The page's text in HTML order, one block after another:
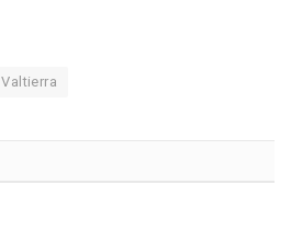
Valtierra